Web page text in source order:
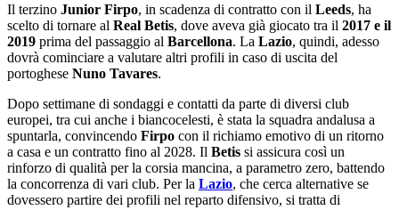
Il terzino Junior Firpo, in scadenza di contratto con il Leeds, ha
scelto di tornare al Real Betis, dove aveva già giocato tra il 2017 e il
2019 prima del passaggio al Barcellona. La Lazio, quindi, adesso
dovrà cominciare a valutare altri profili in caso di uscita del
portoghese Nuno Tavares.
Dopo settimane di sondaggi e contatti da parte di diversi club
europei, tra cui anche i biancocelesti, è stata la squadra andalusa a
spuntarla, convincendo Firpo con il richiamo emotivo di un ritorno
a casa e un contratto fino al 2028. Il Betis si assicura così un
rinforzo di qualità per la corsia mancina, a parametro zero, battendo
la concorrenza di vari club. Per la Lazio, che cerca alternative se
dovessero partire dei profili nel reparto difensivo, si tratta di